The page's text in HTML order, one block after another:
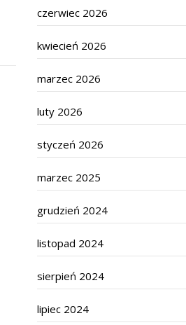
czerwiec 2026
kwiecień 2026
marzec 2026
luty 2026
styczeń 2026
marzec 2025
grudzień 2024
listopad 2024
sierpień 2024
lipiec 2024